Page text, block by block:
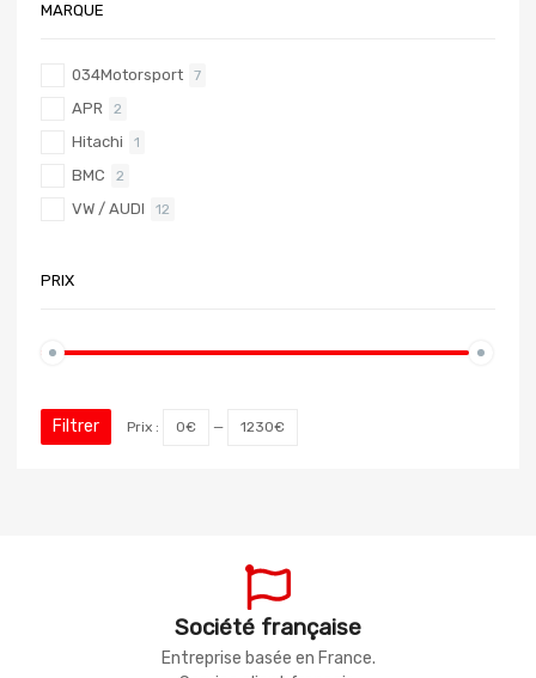
MARQUE
034Motorsport 7
APR 2
Hitachi 1
BMC 2
VW / AUDI 12
PRIX
Filtrer Prix : 0€ — 1230€
Société française
Entreprise basée en France.